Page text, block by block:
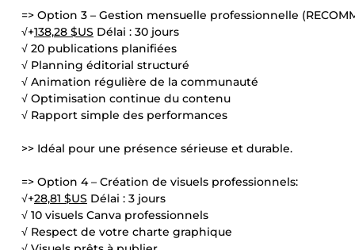
=> Option 3 – Gestion mensuelle professionnelle
√+138,28 $US Délai : 30 jours
√ 20 publications planifiées
√ Planning éditorial structuré
√ Animation régulière de la communauté
√ Optimisation continue du contenu
√ Rapport simple des performances
>> Idéal pour une présence sérieuse et durable.
=> Option 4 – Création de visuels professionnels:
√+28,81 $US Délai : 3 jours
√ 10 visuels Canva professionnels
√ Respect de votre charte graphique